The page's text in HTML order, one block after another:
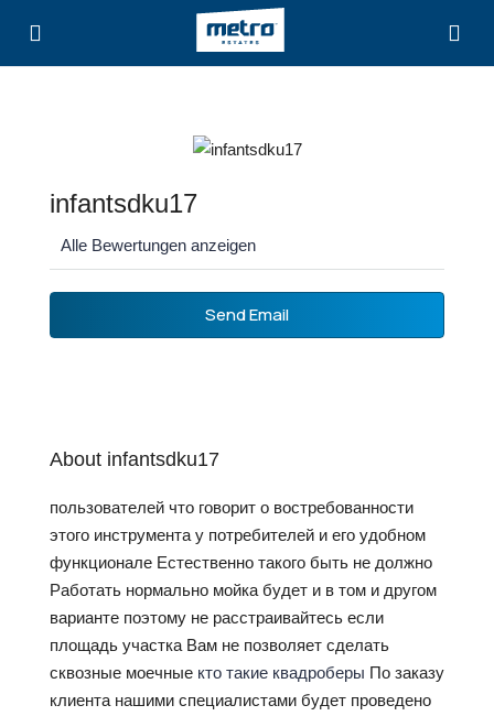
infantsdku17
Alle Bewertungen anzeigen
Send Email
About infantsdku17
пользователей что говорит о востребованности
этого инструмента у потребителей и его удобном
функционале Естественно такого быть не должно
Работать нормально мойка будет и в том и другом
варианте поэтому не расстраивайтесь если
площадь участка Вам не позволяет сделать
сквозные моечные кто такие квадроберы По заказу
клиента нашими специалистами будет проведено